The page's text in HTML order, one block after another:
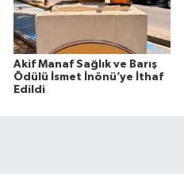
Akif Manaf Sağlık ve Barış
Ödülü İsmet İnönü’ye İthaf
Edildi